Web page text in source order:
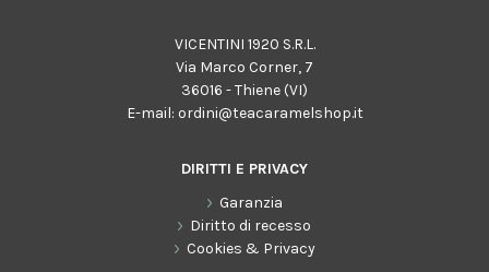
VICENTINI 1920 S.R.L.
Via Marco Corner, 7
36016 - Thiene (VI)
E-mail: ordini@teacaramelshop.it
DIRITTI E PRIVACY
Garanzia
Diritto di recesso
Cookies & Privacy